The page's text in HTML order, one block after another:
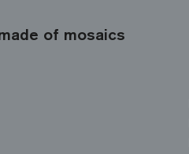
of mosaics